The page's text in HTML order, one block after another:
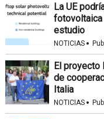
La UE
fotovoltaica
estudio
NOTICIAS ·
El proyecto
de
Italia
NOTICIAS ·